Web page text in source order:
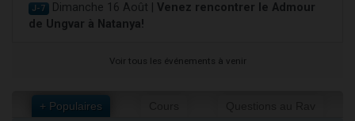
J-7 Dimanche 16 Août | Venez rencontrer le Admour
de Ungvar à Natanya!
Voir tous les événements à venir
+ Populaires